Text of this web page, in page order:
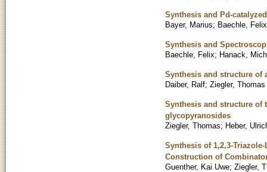
Synthesis and Pd-
Bayer, Marius; Baechle, Felix
Synthesis and
Baechle, Felix; Hanack,
Synthesis and structure of
Daiber, Ralf; Ziegler, Thomas
Synthesis and structure of
glycopyranosides
Ziegler, Thomas; Heber,
Synthesis of 1,2,3-
Construction of
Guenther, Kai Uwe; Ziegler,